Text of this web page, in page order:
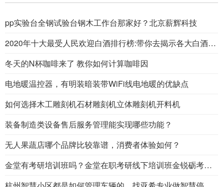
pp实验台全钢试验台钢木工作台那家好？北京薪辉科技
2020年十大最受人民欢迎白酒排行榜:带你去揭示各大白酒的优劣
冬天的N杯咖啡来了 教你如何计算咖啡因
电地暖温控器，有明装暗装带WiFi线电地暖的优缺点
如何选择木工雕刻机石材雕刻机立体雕刻机开料机
装备制造类设备售后服务管理能实现哪些功能？
无人果蔬店哪个品牌比较靠谱，消费者体验如何？
金堂有考研培训班吗？金堂在职考研线下培训班金锐砺考研金堂分校